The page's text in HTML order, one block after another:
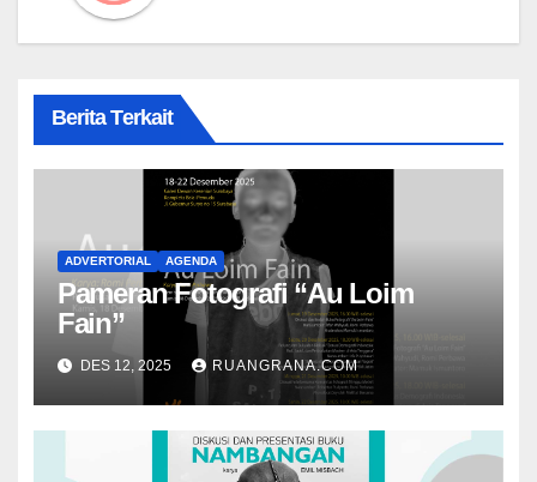
Berita Terkait
ADVERTORIAL AGENDA
Pameran Fotografi “Au Loim
Fain”
DES 12, 2025 RUANGRANA.COM